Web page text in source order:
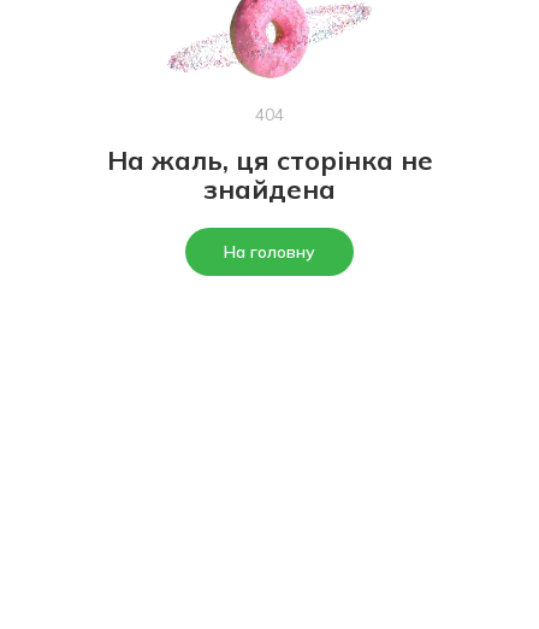
404
На жаль, ця сторінка не
знайдена
На головну